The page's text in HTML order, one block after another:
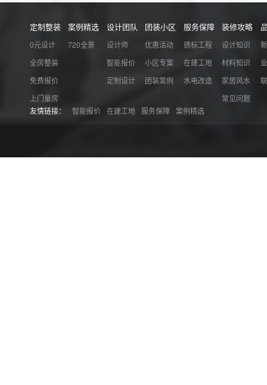
定制整装
0元设计
全房整装
免费报价
上门量房
案例精选
720全景
设计团队
设计师
智能报价
定制设计
团装小区
优惠活动
小区专案
团装案例
服务保障
德标工程
在建工地
水电改造
装修攻略
设计知识
材料知识
家居风水
常见问题
友情链接： 智能报价 在建工地 服务保障 案例精选